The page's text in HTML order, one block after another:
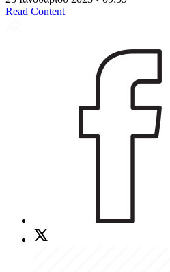
Read Content